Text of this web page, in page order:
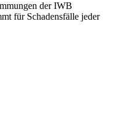
der IWB
für Schadensfälle jeder